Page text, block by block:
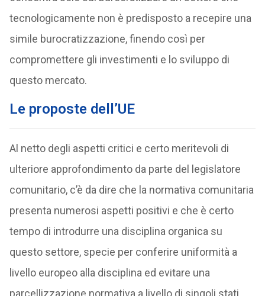
tecnologicamente non è predisposto a recepire una
simile burocratizzazione, finendo così per
compromettere gli investimenti e lo sviluppo di
questo mercato.
Le proposte dell’UE
Al netto degli aspetti critici e certo meritevoli di
ulteriore approfondimento da parte del legislatore
comunitario, c’è da dire che la normativa comunitaria
presenta numerosi aspetti positivi e che è certo
tempo di introdurre una disciplina organica su
questo settore, specie per conferire uniformità a
livello europeo alla disciplina ed evitare una
parcellizzazione normativa a livello di singoli stati.